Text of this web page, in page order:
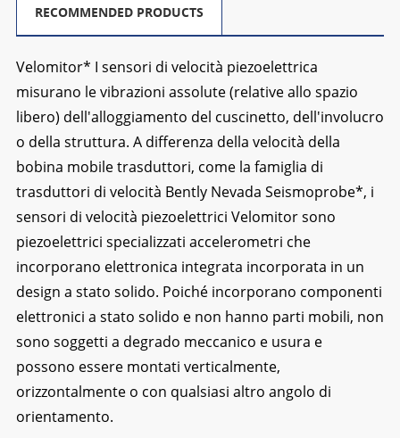
RECOMMENDED PRODUCTS
Velomitor* I sensori di velocità piezoelettrica
misurano le vibrazioni assolute (relative allo spazio
libero) dell'alloggiamento del cuscinetto, dell'involucro
o della struttura. A differenza della velocità della
bobina mobiletrasduttori, come la famiglia di
trasduttori di velocità Bently Nevada Seismoprobe*, i
sensori di velocità piezoelettrici Velomitor sono
piezoelettrici specializzati accelerometri che
incorporano elettronica integrata incorporata in un
design a stato solido. Poiché incorporano componenti
elettronici a stato solido e non hanno parti mobili, non
sono soggetti a degrado meccanico e usura e
possono essere montati verticalmente,
orizzontalmente o con qualsiasi altro angolo di
orientamento.